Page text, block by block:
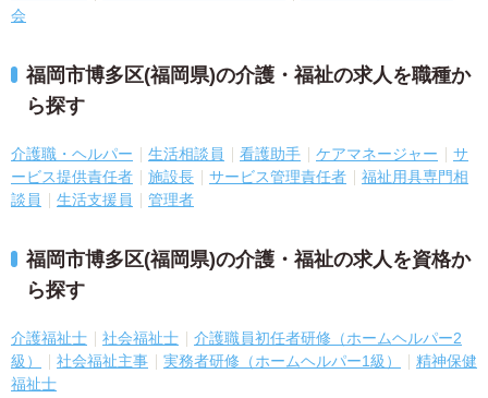
会
福岡市博多区(福岡県)の介護・福祉の求人を職種か
ら探す
介護職・ヘルパー 生活相談員 看護助手 ケアマネージャー
サ
ービス提供責任者
施設長 サービス管理責任者
福祉用具専門相
談員
生活支援員 管理者
福岡市博多区(福岡県)の介護・福祉の求人を資格か
ら探す
介護福祉士 社会福祉士
介護職員初任者研修（ホームヘルパー2
級）
社会福祉主事 実務者研修（ホームヘルパー1級）
精神保健
福祉士